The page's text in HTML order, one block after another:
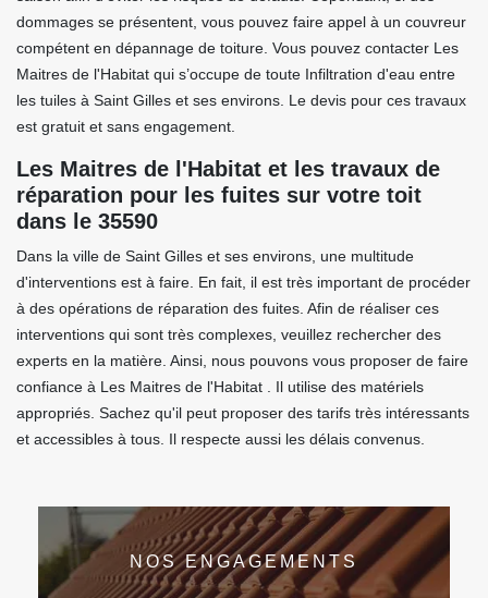
dommages se présentent, vous pouvez faire appel à un couvreur
compétent en dépannage de toiture. Vous pouvez contacter Les
Maitres de l'Habitat qui s’occupe de toute Infiltration d'eau entre
les tuiles à Saint Gilles et ses environs. Le devis pour ces travaux
est gratuit et sans engagement.
Les Maitres de l'Habitat et les travaux de
réparation pour les fuites sur votre toit
dans le 35590
Dans la ville de Saint Gilles et ses environs, une multitude
d'interventions est à faire. En fait, il est très important de procéder
à des opérations de réparation des fuites. Afin de réaliser ces
interventions qui sont très complexes, veuillez rechercher des
experts en la matière. Ainsi, nous pouvons vous proposer de faire
confiance à Les Maitres de l'Habitat . Il utilise des matériels
appropriés. Sachez qu'il peut proposer des tarifs très intéressants
et accessibles à tous. Il respecte aussi les délais convenus.
NOS ENGAGEMENTS